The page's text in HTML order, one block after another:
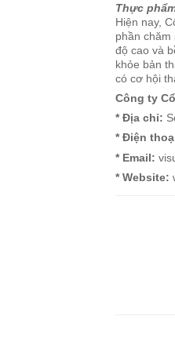
Thực
Hiện nay,
phần
độ cao và
khỏe bản
có cơ hội
Công ty
* Địa chỉ:
* Điện
* Email:
* Website: